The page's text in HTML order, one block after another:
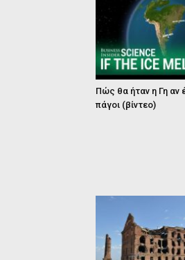
Πώς θα ήταν η Γη αν
πάγοι (βίντεο)